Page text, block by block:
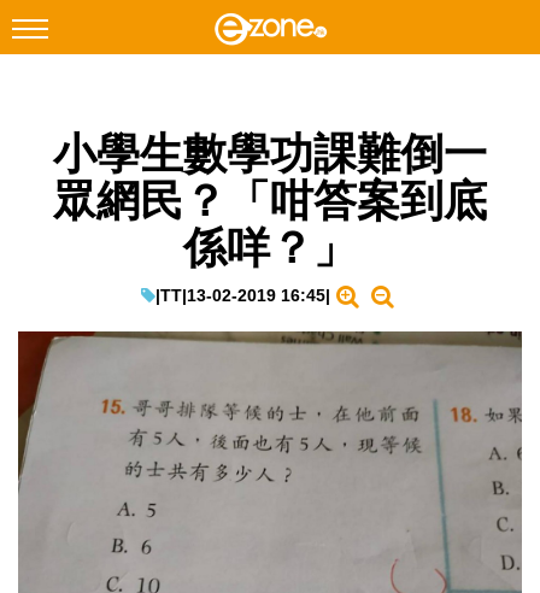
Facebook Instagram
科技焦點
教學評測
EduTech
IT Times
生成式AI與雲端應用
Enterprise Digital Transformation
小學生數學功課難倒一
眾網民？「咁答案到底
係咩？」
|TT|13-02-2019 16:45|